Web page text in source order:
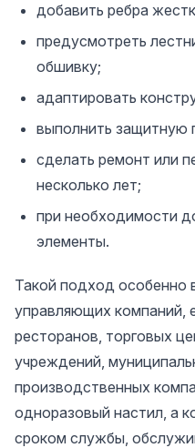
добавить ребра
предусмотреть
обшивку;
адаптировать
выполнить защитную
сделать ремонт или
несколько лет;
при необходимости
элементы.
Такой подход особенно
управляющих компаний,
ресторанов, торговых
учреждений,
производственных
одноразовый настил, а
сроком службы,